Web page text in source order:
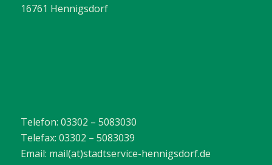
16761 Hennigsdorf
Telefon: 03302 – 5083030
Telefax: 03302 – 5083039
Email: mail(at)stadtservice-hennigsdorf.de